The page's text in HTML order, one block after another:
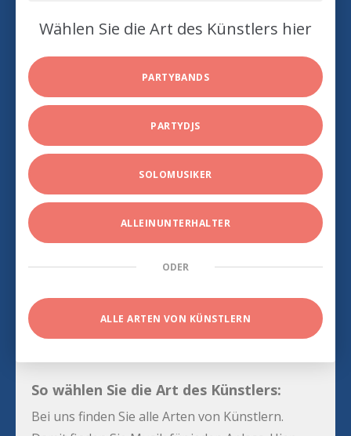
Wählen Sie die Art des Künstlers hier
PARTYBANDS
PARTYDJS
SOLOMUSIKER
ALLEINUNTERHALTER
ODER
ALLE ARTEN VON KÜNSTLERN
So wählen Sie die Art des Künstlers:
Bei uns finden Sie alle Arten von Künstlern.